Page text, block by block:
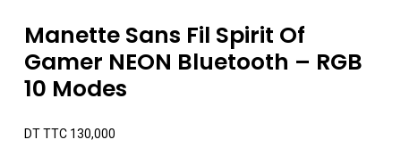
Manette Sans Fil Spirit Of
Gamer NEON Bluetooth – RGB
10 Modes
DT TTC130,000